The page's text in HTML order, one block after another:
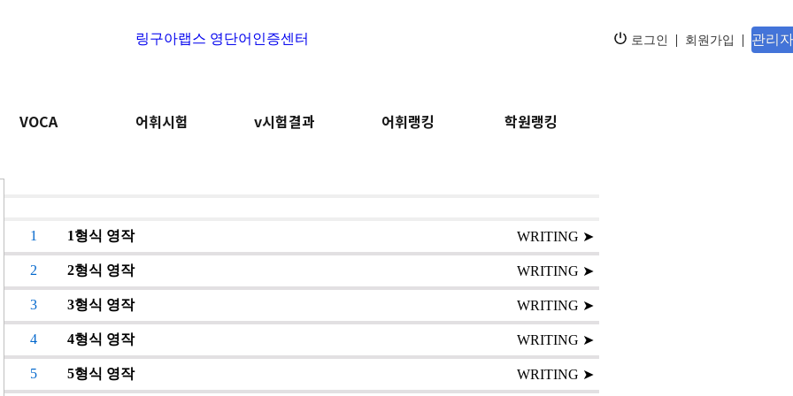
링구아랩스 영단어인증센터 로그인 | 회원가입 | 관리
VOCA 어휘시험 v시험결과 어휘랭킹 학원랭킹
1 1형식 영작 WRITING ➤
2 2형식 영작 WRITING ➤
3 3형식 영작 WRITING ➤
4 4형식 영작 WRITING ➤
5 5형식 영작 WRITING ➤